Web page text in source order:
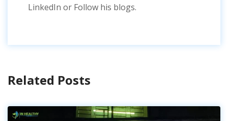
LinkedIn or Follow his blogs.
Related Posts